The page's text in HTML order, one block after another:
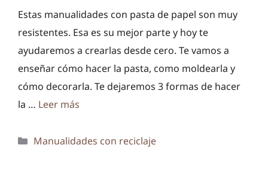
Estas manualidades con pasta de papel son muy
resistentes. Esa es su mejor parte y hoy te
ayudaremos a crearlas desde cero. Te vamos a
enseñar cómo hacer la pasta, como moldearla y
cómo decorarla. Te dejaremos 3 formas de hacer
la … Leer más
Categorías
Manualidades con reciclaje